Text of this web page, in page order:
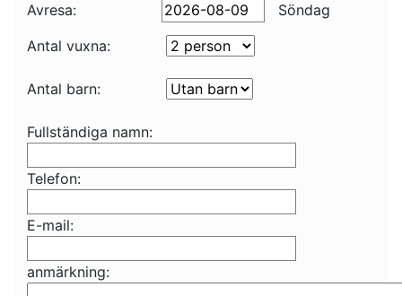
Avresa:
Söndag
Antal vuxna:
Antal barn:
Fullständiga namn:
Telefon:
E-mail:
anmärkning: